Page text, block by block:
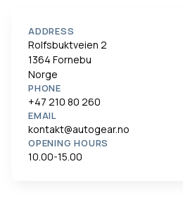
ADDRESS
Rolfsbuktveien 2
1364 Fornebu
Norge
PHONE
+47 210 80 260
EMAIL
kontakt@autogear.no
OPENING HOURS
10.00-15.00